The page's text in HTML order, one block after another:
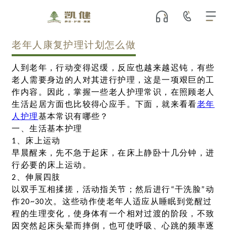
老年人康复护理计划怎么做
人到老年，行动变得迟缓，反应也越来越迟钝，有些
老人需要身边的人对其进行护理，这是一项艰巨的工
作内容。因此，掌握一些老人护理常识，在照顾老人
生活起居方面也比较得心应手。下面，就来看看老年
人护理基本常识有哪些？
一、生活基本护理
1、床上运动
早晨醒来，先不急于起床，在床上静卧十几分钟，进
行必要的床上运动。
2、伸展四肢
以双手互相揉搓，活动指关节；然后进行“干洗脸”动
作20~30次。这些动作使老年人适应从睡眠到觉醒过
程的生理变化，使身体有一个相对过渡的阶段，不致
因突然起床头晕而摔倒，也可使呼吸、心跳的频率逐